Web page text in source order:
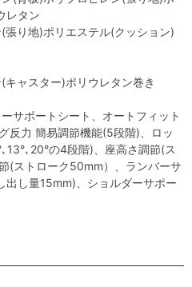
レタン
り地)ポリエステル(クッション)
ャスター)ポリウレタン巻き
サポートシート、オートフィット
反力 簡易調節機能(5段階)、ロッ
13°､20°の4段階)、座高さ調節(ス
(ストローク50mm）、ランバーサ
出し量15mm)、ショルダーサポー